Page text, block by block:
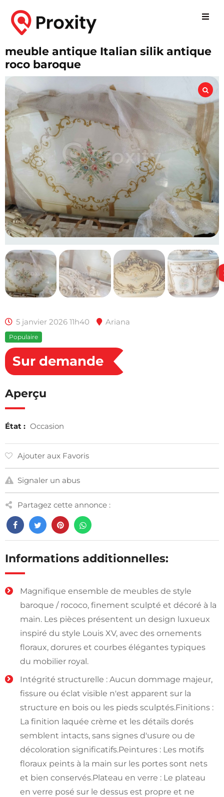
meuble antique Italian silik antique
roco baroque
5 janvier 2026 11h40 Ariana
Populaire
Sur demande
Aperçu
État : Occasion
Ajouter aux Favoris
Signaler un abus
Partagez cette annonce :
Informations additionnelles:
Magnifique ensemble de meubles de style
baroque / rococo, finement sculpté et décoré à la
main. Les pièces présentent un design luxueux
inspiré du style Louis XV, avec des ornements
floraux, dorures et courbes élégantes typiques
du mobilier royal.
Intégrité structurelle : Aucun dommage majeur,
fissure ou éclat visible n'est apparent sur la
structure en bois ou les pieds sculptés.Finitions :
La finition laquée crème et les détails dorés
semblent intacts, sans signes d'usure ou de
décoloration significatifs.Peintures : Les motifs
floraux peints à la main sur les portes sont nets
et bien conservés.Plateau en verre : Le plateau
en verre posé sur le dessus est propre et ne